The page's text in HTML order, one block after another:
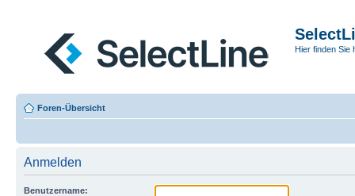
Hier finden Sie
Foren-Übersicht
Anmelden
Benutzername: